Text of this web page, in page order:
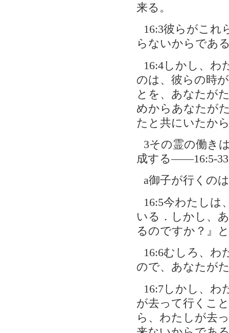
来る。
16:3彼らがこれ
らないからであ
16:4しかし、わ
のは、彼らの時
とを、あなたが
めからあなたが
たと共にいたか
3その霊の働き
成する――16:5-33
a御子が行くの
16:5今わたしは
いる．しかし、
るのですか？』
16:6むしろ、わ
ので、あなたが
16:7しかし、わ
が去って行くこ
ら、わたしが去